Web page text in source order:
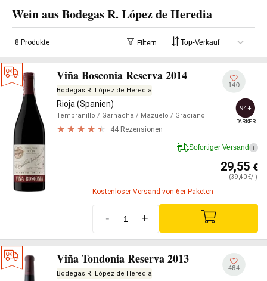
Wein aus Bodegas R. López de Heredia
8 Produkte Filtern
Viña Bosconia Reserva 2014
Bodegas R. López de Heredia
Rioja (Spanien)
Tempranillo / Garnacha / Mazuelo / Graciano
44 Rezensionen
140
94+
PARKER
Sofortiger Versand i
29,55 €
(39,40 €/l)
Kostenloser Versand von 6er Paketen
- +
Viña Tondonia Reserva 2013
Bodegas R. López de Heredia
464